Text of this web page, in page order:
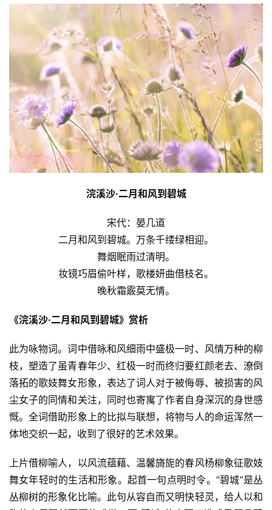
浣溪沙·二月和风到碧城
宋代：晏几道
二月和风到碧城。万条千缕绿相迎。
舞烟眠雨过清明。
妆镜巧眉偷叶样，歌楼妍曲借枝名。
晚秋霜霰莫无情。
《浣溪沙·二月和风到碧城》赏析
此为咏物词。词中借咏和风细雨中盛极一时、风情万种的柳
枝，塑造了虽青春年少、红极一时而终归要红颜老去、潦倒
落拓的歌妓舞女形象，表达了词人对于被侮辱、被损害的风
尘女子的同情和关注，同时也寄寓了作者自身深沉的身世感
慨。全词借助形象上的比拟与联想，将物与人的命运浑然一
体地交织一起，收到了很好的艺术效果。
上片借柳喻人，以风流蕴藉、温馨旖旎的春风杨柳象征歌妓
舞女年轻时的生活和形象。起首一句点明时令。“碧城”是丛
丛柳树的形象化比喻。此句从容自而又明快轻灵，给人以和